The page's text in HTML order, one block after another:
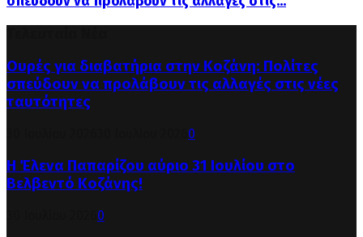
Ουρές για διαβατήρια στην Κοζάνη: Πολίτες
σπεύδουν να προλάβουν τις αλλαγές στις νέες
ταυτότητες
0
Η Έλενα Παπαρίζου αύριο 31 Ιουλίου στο
Βελβεντό Κοζάνης!
0